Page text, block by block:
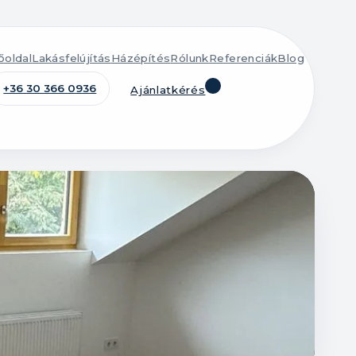
LakásfelújításHázépítésRólunkReferenciákBlog
+36 30 366 0936 Ajánlatkérés